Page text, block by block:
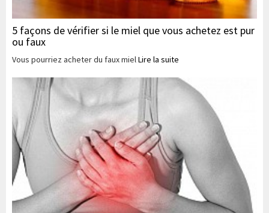
5 façons de vérifier si le miel que vous achetez est pur
ou faux
Vous pourriez acheter du faux mielLire la suite